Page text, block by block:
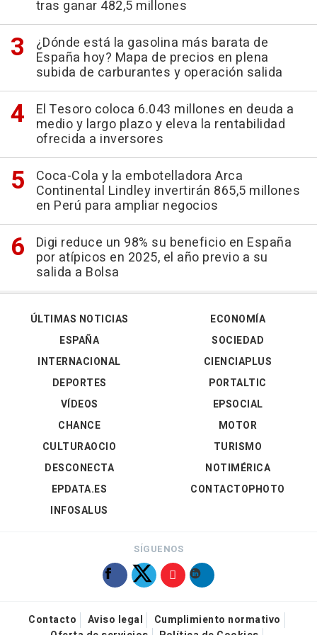
tras ganar 482,5 millones
¿Dónde está la gasolina más barata de
España hoy? Mapa de precios en plena
subida de carburantes y operación salida
El Tesoro coloca 6.043 millones en deuda a
medio y largo plazo y eleva la rentabilidad
ofrecida a inversores
Coca-Cola y la embotelladora Arca
Continental Lindley invertirán 865,5 millones
en Perú para ampliar negocios
Digi reduce un 98% su beneficio en España
por atípicos en 2025, el año previo a su
salida a Bolsa
ÚLTIMAS NOTICIAS
ESPAÑA
INTERNACIONAL
DEPORTES
VÍDEOS
ECONOMÍA
SOCIEDAD
CIENCIAPLUS
PORTALTIC
EPSOCIAL
CHANCE
CULTURAOCIO
DESCONECTA
EPDATA.ES
INFOSALUS
MOTOR
TURISMO
NOTIMÉRICA
CONTACTOPHOTO
SÍGUENOS
Contacto Aviso legal
Cumplimiento normativo